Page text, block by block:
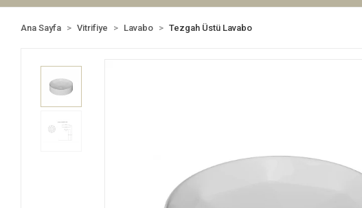
Ana Sayfa Vitrifiye Lavabo Tezgah Üstü Lavabo